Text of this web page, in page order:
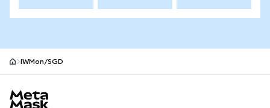
IWMon/SGD